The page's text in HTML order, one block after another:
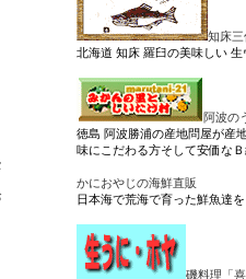
知床三
北海道 知床 羅臼の美味しい
阿波の
徳島 阿波勝浦の産地問屋が産
味にこだわる方そして安価な
かにおやじの海鮮直販
日本海で荒海で育った鮮魚達
磯料理「